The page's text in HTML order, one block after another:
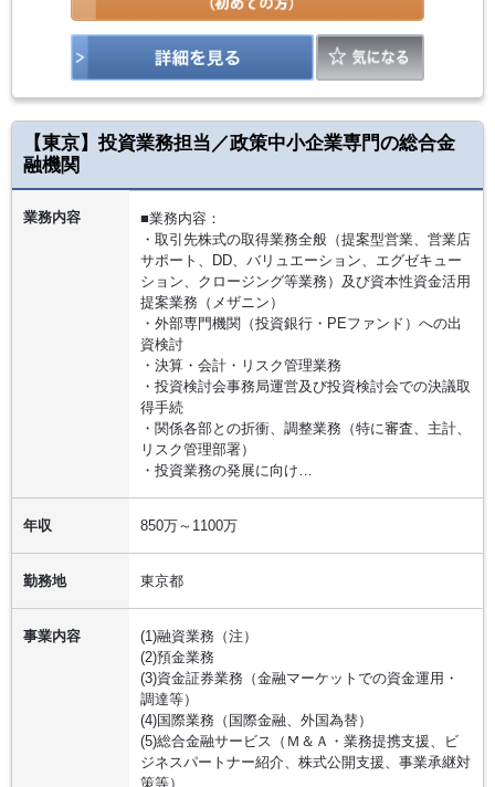
【東京】投資業務担当／政策中小企業専門の総合金
融機関
業務内容
■業務内容：
・取引先株式の取得業務全般（提案型営業、営業店
サポート、DD、バリュエーション、エグゼキュー
ション、クロージング等業務）及び資本性資金活用
提案業務（メザニン）
・外部専門機関（投資銀行・PEファンド）への出
資検討
・決算・会計・リスク管理業務
・投資検討会事務局運営及び投資検討会での決議取
得手続
・関係各部との折衝、調整業務（特に審査、主計、
リスク管理部署）
・投資業務の発展に向け…
年収 850万～1100万
勤務地 東京都
事業内容
(1)融資業務（注）
(2)預金業務
(3)資金証券業務（金融マーケットでの資金運用・
調達等）
(4)国際業務（国際金融、外国為替）
(5)総合金融サービス（Ｍ＆Ａ・業務提携支援、ビ
ジネスパートナー紹介、株式公開支援、事業承継対
策等）